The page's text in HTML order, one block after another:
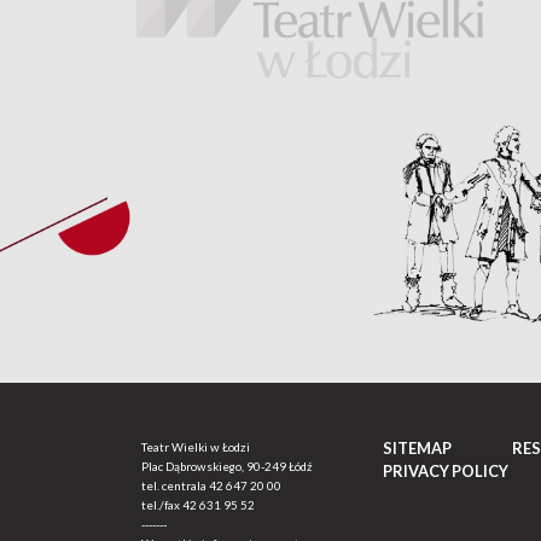
Teatr Wielki w Łodzi
Plac Dąbrowskiego, 90-249 Łódź
tel. centrala 42 647 20 00
tel./fax42 631 95 52
-------
SITEMAP
PRIVACY POLICY